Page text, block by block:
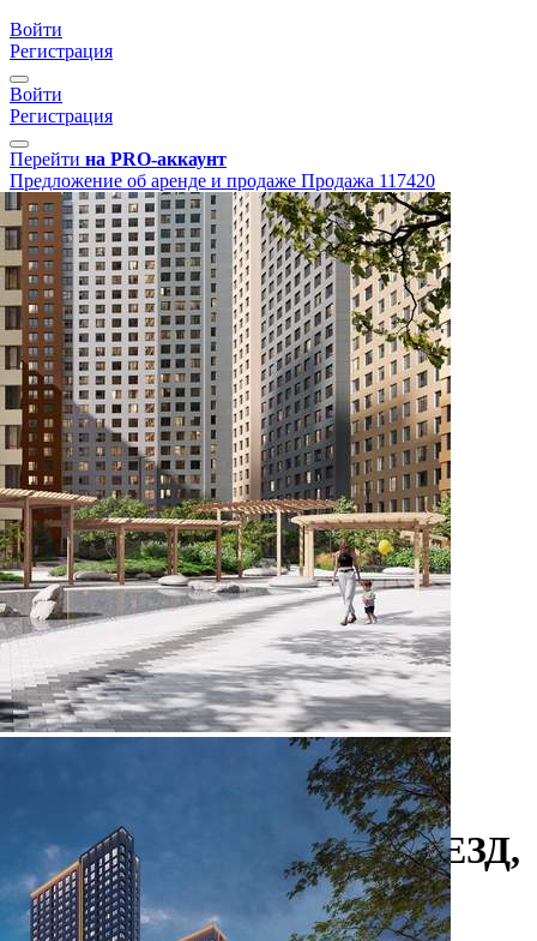
Войти
Регистрация
Войти
Регистрация
Перейти на PRO-аккаунт
Предложение об аренде и продаже Продажа 117420
117420 - Г. МОСКВА,
СТРОИТЕЛЬНЫЙ ПРОЕЗД,
Д.9СТР9